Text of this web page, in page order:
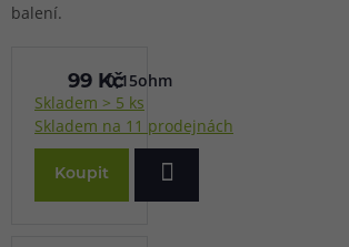
balení.
0,15ohm
Skladem > 5 ks
Skladem na 11 prodejnách
99 Kč
Koupit